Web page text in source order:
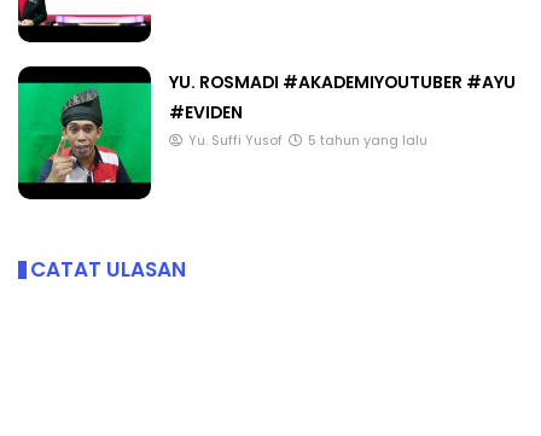
YU. ROSMADI #AKADEMIYOUTUBER #AYU
#EVIDEN
Yu. Suffi Yusof 5 tahun yang lalu
CATAT ULASAN